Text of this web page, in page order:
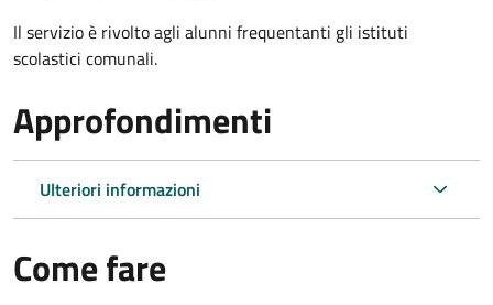
Il servizio è rivolto agli alunni frequentanti gli istituti
scolastici comunali.
Approfondimenti
Ulteriori informazioni
Come fare